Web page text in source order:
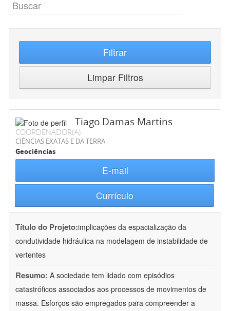
Filtrar
Limpar Filtros
Tiago Damas Martins
COORDENADOR(A)
CIÊNCIAS EXATAS E DA TERRA
Geociências
E-mail
Currículo
Título do Projeto:implicações da espacialização da
condutividade hidráulica na modelagem de instabilidade de
vertentes
Resumo: A sociedade tem lidado com episódios
catastróficos associados aos processos de movimentos de
massa. Esforços são empregados para compreender a